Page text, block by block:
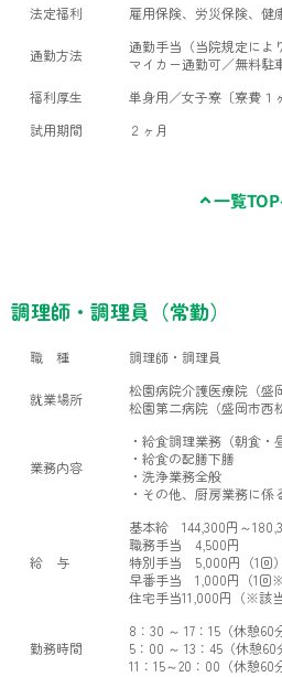
法定福利
雇用保険、労災保険、健
通勤方法
通勤手当（当院規定によ
マイカー通勤可／無料駐
福利厚生
単身用／女子寮〔寮費１
試用期間
２ヶ月
一覧
調理師・調理員（常勤）
職 種 調理師・調理員
就業場所
松園病院介護医療院（盛
松園第二病院（盛岡市西
業務内容
・給食調理業務（朝食・
・給食の配膳下膳
・洗浄業務全般
・その他、厨房業務に係
給 与
基本給 144,300円～
職務手当 4,500円
特別手当 5,000円（1回）
早番手当 1,000円（1回
住宅手当11,000円（※該
勤務時間
8：30 ～ 17：15（休憩60
5：00 ～ 13：45（休憩60
11：15～20：00（休憩60